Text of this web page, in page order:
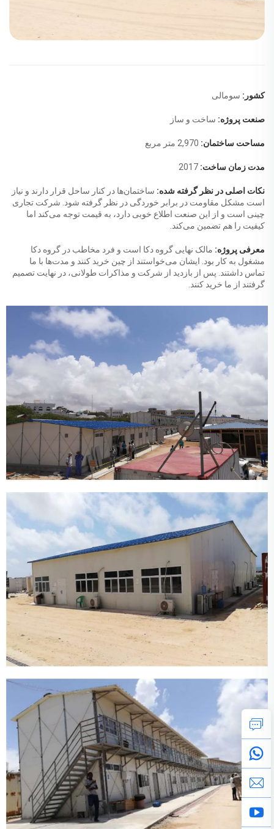
کشور: سومالی
صنعت پروژه: ساخت و ساز
مساحت ساختمان: 2,970 متر مربع
مدت زمان ساخت: 2017
نکات اصلی در نظر گرفته شده: ساختمان‌ها در کنار ساحل قرار دارند و نیاز
است مشکل مقاومت در برابر خوردگی در نظر گرفته شود. شرکت تجاری
چینی است و از این صنعت اطلاع خوبی دارد، به قیمت توجه می‌کند اما
کیفیت را هم تضمین می‌کند.
معرفی پروژه: مالک نهایی گروه دکا است و فرد مخاطب در گروه دکا
مشغول به کار بود. ایشان می‌خواستند از چین خرید کنند و مدت‌ها با ما
تماس داشتند. پس از بازدید از شرکت و مذاکرات طولانی، در نهایت تصمیم
گرفتند از ما خرید کنند.